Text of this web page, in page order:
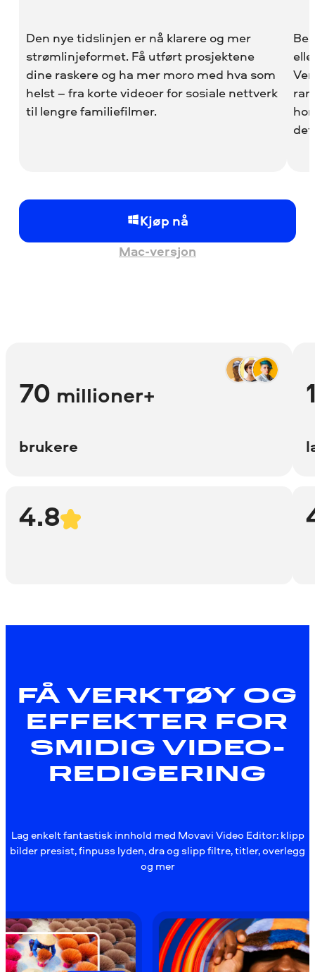
Den nye tidslinjen er nå klarere og mer
strømlinjeformet. Få utført prosjektene
dine raskere og ha mer moro med hva som
helst – fra korte videoer for sosiale nettverk
til lengre familiefilmer.
Kjøp nå
Mac-versjon
70 millioner+
brukere
4.8
FÅ VERKTØY OG
EFFEKTER FOR
SMIDIG VIDEO­
REDIGERING
Lag enkelt fantastisk innhold med Movavi Video Editor: klipp
bilder presist, finpuss lyden, dra og slipp filtre, titler, overlegg
og mer